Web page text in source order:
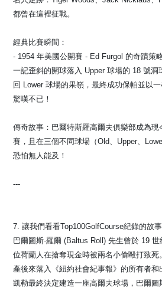
都曾在這裡征戰。
經典比賽瞬間：
- 1954 年美國公開賽 - Ed Furgol 的奇蹟策
一記歪斜的開球落入 Upper 球場的 18 號
回 Lower 球場的果嶺，最終成功保帕並以
驚嘆不已！
傳奇故事：巴爾特斯羅高爾夫俱樂部成為現
賽，且在三個不同球場（Old、Upper、
恐怕無人能及！
---
7. 讓我們看看Top100GolfCourse紀錄的故事
巴爾圖斯·羅爾 (Baltus Roll) 先生曾於 19
位荷蘭人在搶奪現金時被兩名小偷毆打致
產後來落入《紐約社會紀事報》的所有者和
凱勒最終決定建造一座高爾夫球場，巴爾